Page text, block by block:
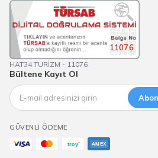
11076
HAT34 TURİZM - 11076
Bültene Kayıt Ol
GÜVENLI ÖDEME